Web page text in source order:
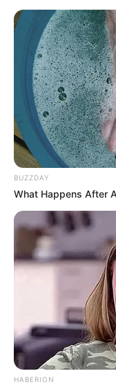
Pixie yang lebih
banyak wanita,
ini.
Di samping memiliki
sangat mudah dalam
Dengan
cukup berani dan
tambahkan warna
5. Long pixie
BUZZDAY
What Happens After
HABERION